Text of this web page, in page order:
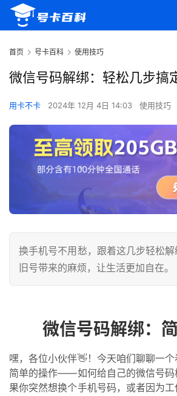
首页 号卡百科 使用技巧
微信号码解绑：轻松几步搞
用卡不卡 2024年 12月 4日 14:03 使用技巧
换手机号不用愁，跟着这几步轻松
旧号带来的麻烦，让生活更加自在。
微信号码解绑：
嘿，各位小伙伴👋！今天咱们聊聊一
简单的操作——如何给自己的微信号码
果你突然想换个手机号码，或者因为